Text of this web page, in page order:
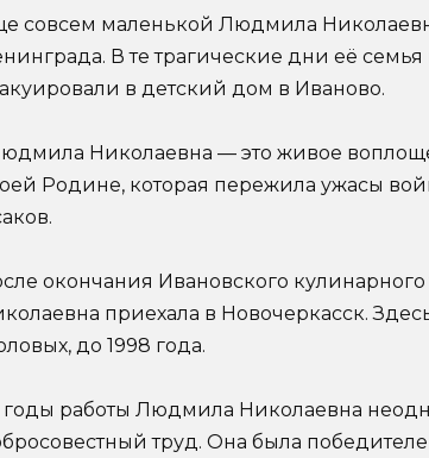
совсем маленькой Людмила
В те трагические дни её семья
в детский дом в Иваново.
Николаевна — это живое
Родине, которая пережила ужасы
окончания Ивановского
приехала в Новочеркасск.
до 1998 года.
годы работы Людмила Николаевна
труд. Она была